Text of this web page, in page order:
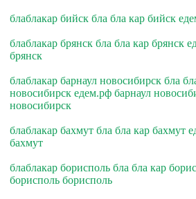
блаблакар бийск бла бла кар бийск
блаблакар брянск бла бла кар брянск
брянск
блаблакар барнаул новосибирск бла
новосибирск едем.рф барнаул
новосибирск
блаблакар бахмут бла бла кар бахмут
бахмут
блаблакар борисполь бла бла кар
борисполь борисполь